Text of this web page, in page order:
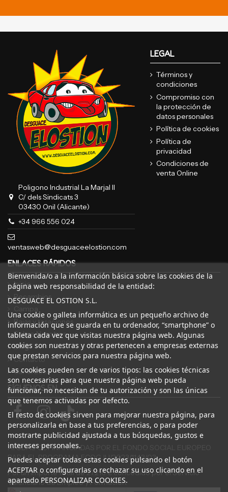
Poligono Industrial La Marjal II
C/ dels Sindicats 3
03430 Onil (Alicante)
+34 966 556 024
ventasweb@desguaceelostion.com
LEGAL
Términos y
condiciones
Compromiso con
la protección de
datos personales
Política de cookies
Política de
privacidad
Condiciones de
venta Online
ENLACES RÁPIDOS
Inicio
Recambios
Bajas y tasaciones
Sobre Nosotros
Blog
Contacto
Canal Ético
Bienvenida/o a la información básica sobre las cookies de la
página web responsabilidad de la entidad:
DESGUACE EL OSTION S.L.
Una cookie o galleta informática es un pequeño archivo de
información que se guarda en tu ordenador, “smartphone” o
tableta cada vez que visitas nuestra página web. Algunas
cookies son nuestras y otras pertenecen a empresas externas
que prestan servicios para nuestra página web.
Las cookies pueden ser de varios tipos: las cookies técnicas
son necesarias para que nuestra página web pueda
funcionar, no necesitan de tu autorización y son las únicas
que tenemos activadas por defecto.
El resto de cookies sirven para mejorar nuestra página, para
personalizarla en base a tus preferencias, o para poder
mostrarte publicidad ajustada a tus búsquedas, gustos e
intereses personales.
Puedes aceptar todas estas cookies pulsando el botón
ACEPTAR o configurarlas o rechazar su uso clicando en el
apartado PERSONALIZAR COOKIES.
SÍGUENOS EN
AYUDAS COFINANCIADAS POR EL FONDO SOCIAL EUROPEO
PARA EL PROGRAMA ECOGJU/2023/1143/03
Por un importe total de 27.216 € concedido por el Servicio
Valenciano de Empleo y Formación.